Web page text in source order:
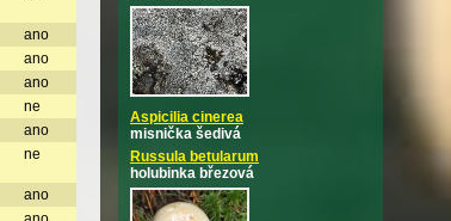
ano
ano
ano
ne
ano
ne
ano
Aspicilia cinerea
misnička šedivá
Russula betularum
holubinka březová